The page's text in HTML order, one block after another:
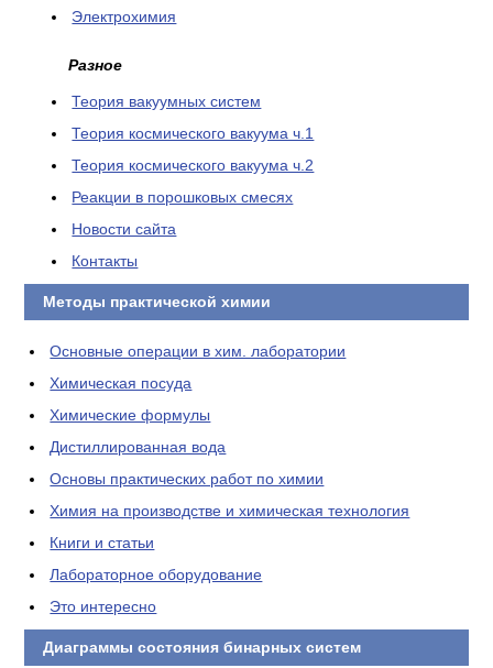
Электрохимия
Разное
Теория вакуумных систем
Теория космического вакуума ч.1
Теория космического вакуума ч.2
Реакции в порошковых смесях
Новости сайта
Контакты
Методы практической химии
Основные операции в хим. лаборатории
Химическая посуда
Химические формулы
Дистиллированная вода
Основы практических работ по химии
Химия на производстве и химическая технология
Книги и статьи
Лабораторное оборудование
Это интересно
Диаграммы состояния бинарных систем